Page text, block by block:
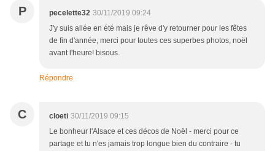
P pecelette32 30/11/2019 09:24
J'y suis allée en été mais je rêve d'y retourner pour les fêtes
de fin d'année, merci pour toutes ces superbes photos, noël
avant l'heure! bisous.
Répondre
C cloeti 30/11/2019 09:15
Le bonheur l'Alsace et ces décos de Noël - merci pour ce
partage et tu n'es jamais trop longue bien du contraire - tu